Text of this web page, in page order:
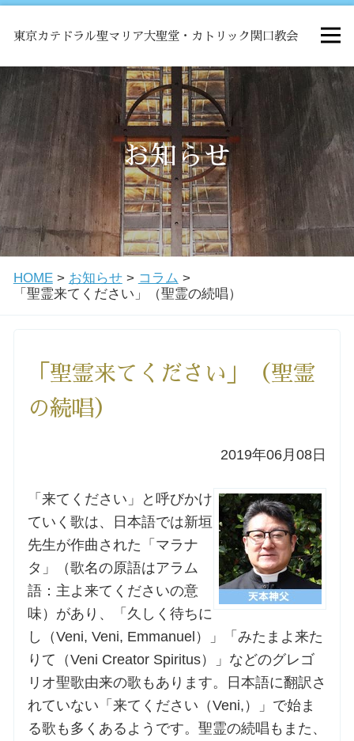
東京カテドラル聖マリア大聖堂・カトリック関口教会
HOME
ミサ
お知らせ
関口教会について
教会学校・中高生会
洗礼を希望される方
森田神父の講座
シスター中島の講座
教区カテキスタの講座
三田助祭の講座
オルガンメディテーション
お知らせ
HOME> お知らせ> コラム >
「聖霊来てください」（聖霊の続唱）
「聖霊来てください」（聖霊
の続唱）
2019年06月08日
「来てください」と呼びかけ
ていく歌は、日本語では新垣
先生が作曲された「マラナ
タ」（歌名の原語はアラム
語：主よ来てくださいの意
味）があり、「久しく待ちに
し（Veni, Veni, Emmanuel）」「みたまよ来た
りて（Veni Creator Spiritus）」などのグレゴ
リオ聖歌由来の歌もあります。日本語に翻訳さ
れていない「来てください（Veni,）」で始ま
る歌も多くあるようです。聖霊の続唱もまた、